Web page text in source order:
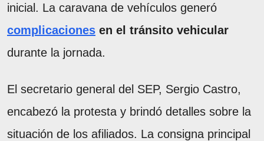
inicial. La caravana de vehículos generó
complicaciones en el tránsito vehicular
durante la jornada.
El secretario general del SEP, Sergio Castro,
encabezó la protesta y brindó detalles sobre la
situación de los afiliados. La consigna principal